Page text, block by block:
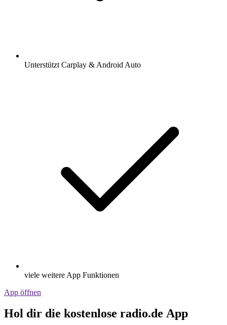
Unterstützt Carplay & Android Auto
viele weitere App Funktionen
App öffnen
Hol dir die kostenlose radio.de App